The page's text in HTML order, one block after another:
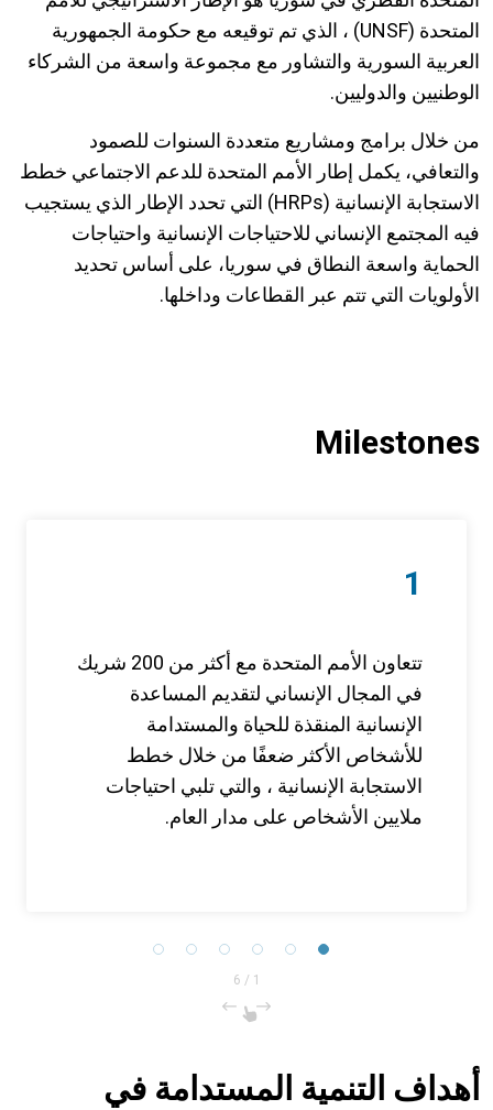
المتحدة (UNSF) ، الذي تم توقيعه مع حكومة الجمهورية
العربية السورية والتشاور مع مجموعة واسعة من الشركاء
الوطنيين والدوليين.
من خلال برامج ومشاريع متعددة السنوات للصمود
والتعافي، يكمل إطار الأمم المتحدة للدعم الاجتماعي خطط
الاستجابة الإنسانية (HRPs) التي تحدد الإطار الذي يستجيب
فيه المجتمع الإنساني للاحتياجات الإنسانية واحتياجات
الحماية واسعة النطاق في سوريا، على أساس تحديد
الأولويات التي تتم عبر القطاعات وداخلها.
Milestones
1
تتعاون الأمم المتحدة مع أكثر من 200 شريك
في المجال الإنساني لتقديم المساعدة
الإنسانية المنقذة للحياة والمستدامة
للأشخاص الأكثر ضعفًا من خلال خطط
الاستجابة الإنسانية ، والتي تلبي احتياجات
ملايين الأشخاص على مدار العام.
1
/
6
أهداف التنمية المستدامة في